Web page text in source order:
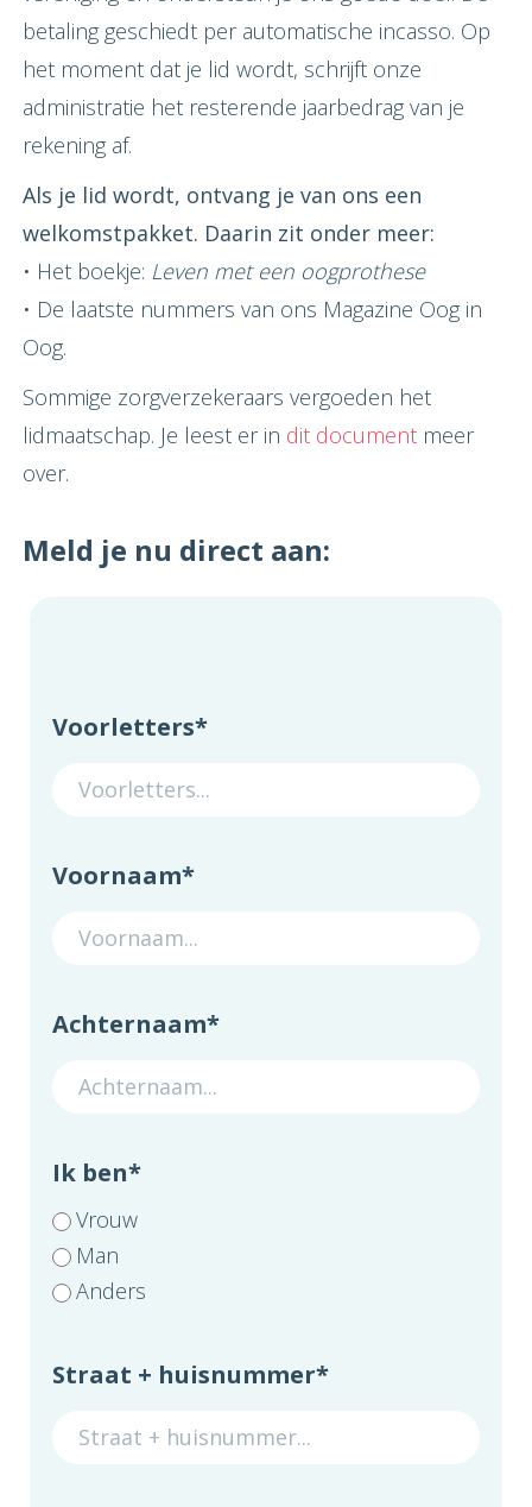
betaling geschiedt per automatische incasso. Op
het moment dat je lid wordt, schrijft onze
administratie het resterende jaarbedrag van je
rekening af.
Als je lid wordt, ontvang je van ons een
welkomstpakket. Daarin zit onder meer:
• Het boekje: Leven met een oogprothese
• De laatste nummers van ons Magazine Oog in
Oog.
Sommige zorgverzekeraars vergoeden het
lidmaatschap. Je leest er in dit document meer
over.
Meld je nu direct aan:
Voorletters*
Voornaam*
Achternaam*
Ik ben*
Vrouw
Man
Anders
Straat + huisnummer*